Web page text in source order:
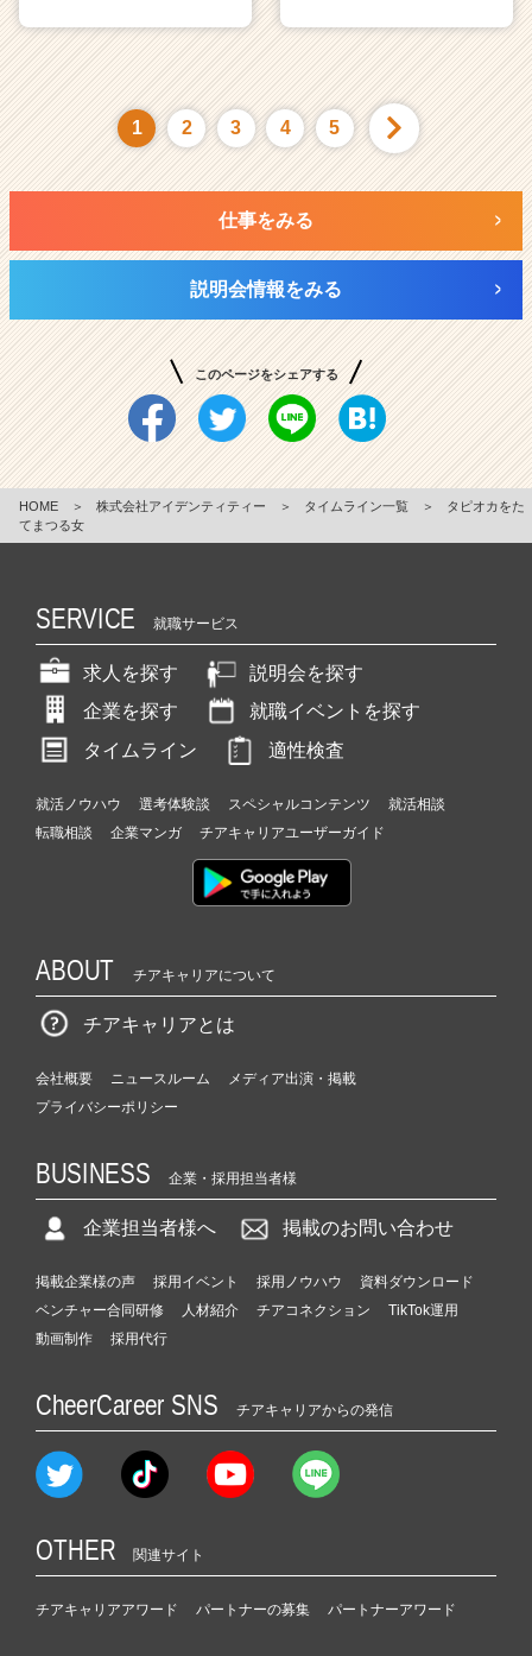
1 2 3 4 5
仕事をみる
説明会情報をみる
このページをシェアする
HOME ＞ 株式会社アイデンティティー ＞ タイムライン一覧 ＞
タピオカをた
てまつる女
SERVICE 就職サービス
求人を探す
説明会を探す
企業を探す
就職イベントを探す
タイムライン
適性検査
就活ノウハウ 選考体験談 スペシャルコンテンツ
就活相談
転職相談
企業マンガ チアキャリアユーザーガイド
ABOUT チアキャリアについて
チアキャリアとは
会社概要 ニュースルーム
メディア出演・掲載
プライバシーポリシー
BUSINESS 企業・採用担当者様
企業担当者様へ 掲載のお問い合わせ
掲載企業様の声 採用イベント 採用ノウハウ
資料ダウンロード
ベンチャー合同研修
人材紹介 チアコネクション
TikTok運用
動画制作
採用代行
CheerCareer SNS チアキャリアからの発信
OTHER 関連サイト
チアキャリアアワード パートナーの募集 パートナーアワード